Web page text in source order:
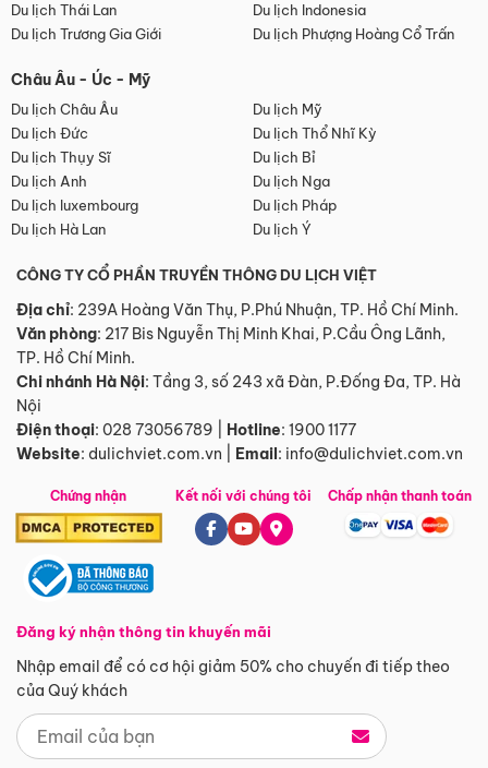
Du lịch Thái Lan
Du lịch Indonesia
Du lịch Trương Gia Giới
Du lịch Phượng Hoàng Cổ Trấn
Châu Âu - Úc - Mỹ
Du lịch Châu Âu
Du lịch Mỹ
Du lịch Đức
Du lịch Thổ Nhĩ Kỳ
Du lịch Thụy Sĩ
Du lịch Bỉ
Du lịch Anh
Du lịch Nga
Du lịch luxembourg
Du lịch Pháp
Du lịch Hà Lan
Du lịch Ý
CÔNG TY CỔ PHẦN TRUYỀN THÔNG DU LỊCH VIỆT
Địa chỉ: 239A Hoàng Văn Thụ, P.Phú Nhuận, TP. Hồ Chí Minh.
Văn phòng: 217 Bis Nguyễn Thị Minh Khai, P.Cầu Ông Lãnh,
TP. Hồ Chí Minh.
Chi nhánh Hà Nội: Tầng 3, số 243 xã Đàn, P.Đống Đa, TP. Hà
Nội
Điện thoại: 028 73056789 Hotline: 1900 1177
Website: dulichviet.com.vn Email: info@dulichviet.com.vn
Chứng nhận
Đăng ký nhận thông tin khuyến mãi
Nhập email để có cơ hội giảm 50% cho chuyến đi tiếp theo
của Quý khách
Kết nối với chúng tôi Chấp nhận thanh toán